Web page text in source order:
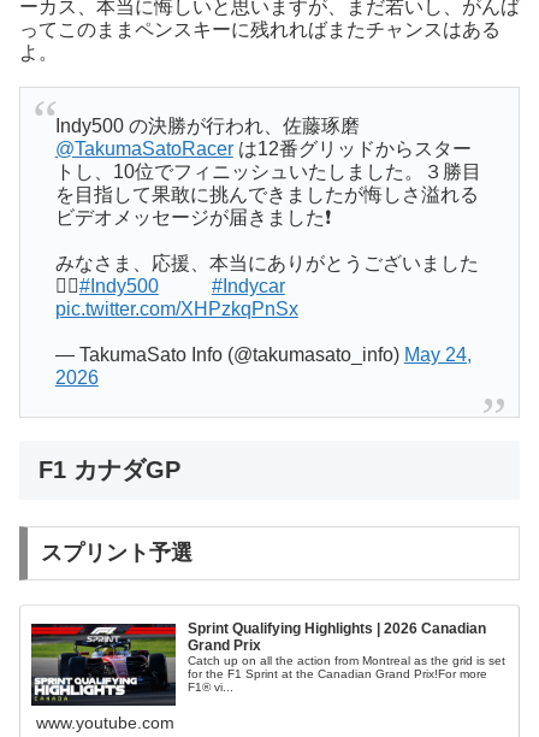
ーカス、本当に悔しいと思いますが、まだ若いし、がんば
ってこのままペンスキーに残れればまたチャンスはある
よ。
Indy500 の決勝が行われ、佐藤琢磨
@TakumaSatoRacerは12番グリッドからスター
トし、10位でフィニッシュいたしました。３勝目
を目指して果敢に挑んできましたが悔しさ溢れる
ビデオメッセージが届きました❗️
みなさま、応援、本当にありがとうございました
🙇‍♂️#Indy500
#Indycar
pic.twitter.com/XHPzkqPnSx
— TakumaSato Info (@takumasato_info) May 24,
2026
F1 カナダGP
スプリント予選
Sprint Qualifying Highlights | 2026 Canadian
Grand Prix
Catch up on all the action from Montreal as the grid is set
for the F1 Sprint at the Canadian Grand Prix!For more
F1® vi...
www.youtube.com